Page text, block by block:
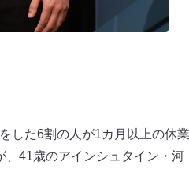
した6割の人が1カ月以上の休業
、41歳のアインシュタイン・河